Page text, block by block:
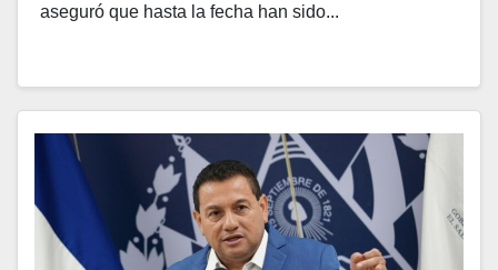
aseguró que hasta la fecha han sido...